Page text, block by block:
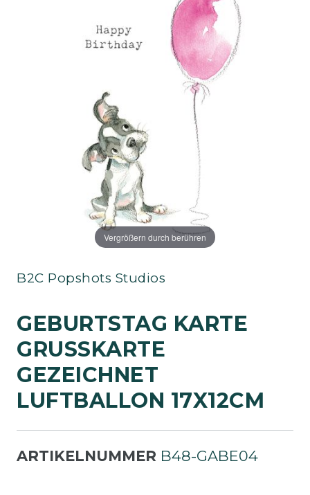
Vergrößern durch berühren
B2C Popshots Studios
GEBURTSTAG KARTE
GRUSSKARTE G
EZEICHNET L
UFTBALLON 17X12CM
ARTIKELNUMMER B48-GABE04